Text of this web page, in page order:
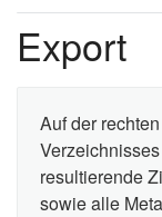
KONTAKT
Export
Auf der
resultierende
sowie alle